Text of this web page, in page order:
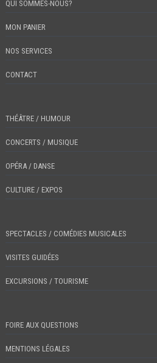
QUI SOMMES-NOUS?
MON PANIER
NOS SERVICES
CONTACT
THÉÂTRE / HUMOUR
CONCERTS / MUSIQUE
OPÉRA / DANSE
CULTURE / EXPOS
SPECTACLES / COMÉDIES MUSICALES
VISITES GUIDÉES
EXCURSIONS / TOURISME
FOIRE AUX QUESTIONS
MENTIONS LÉGALES